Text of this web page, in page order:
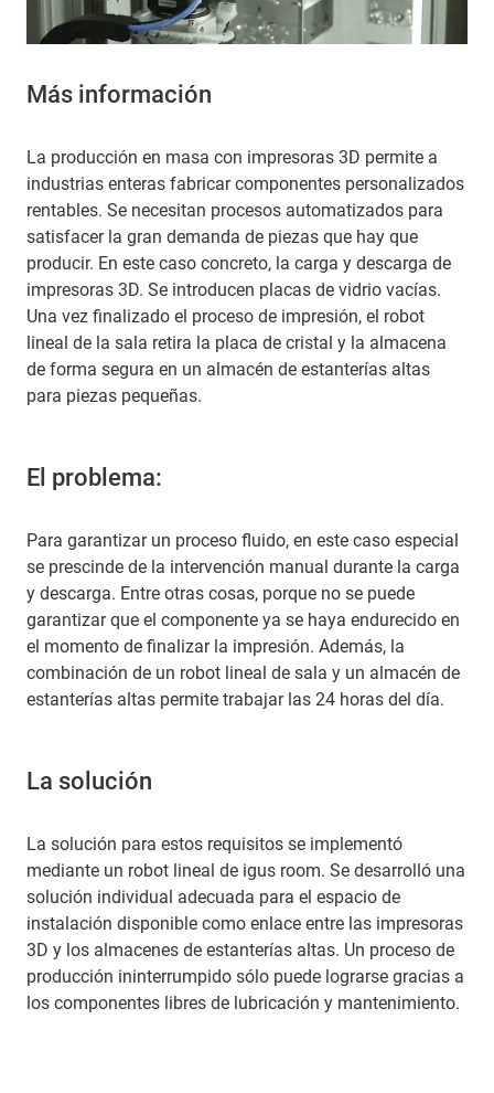
Más información
La producción en masa con impresoras 3D permite a
industrias enteras fabricar componentes personalizados
rentables. Se necesitan procesos automatizados para
satisfacer la gran demanda de piezas que hay que
producir. En este caso concreto, la carga y descarga de
impresoras 3D. Se introducen placas de vidrio vacías.
Una vez finalizado el proceso de impresión, el robot
lineal de la sala retira la placa de cristal y la almacena
de forma segura en un almacén de estanterías altas
para piezas pequeñas.
El problema:
Para garantizar un proceso fluido, en este caso especial
se prescinde de la intervención manual durante la carga
y descarga. Entre otras cosas, porque no se puede
garantizar que el componente ya se haya endurecido en
el momento de finalizar la impresión. Además, la
combinación de un robot lineal de sala y un almacén de
estanterías altas permite trabajar las 24 horas del día.
La solución
La solución para estos requisitos se implementó
mediante un robot lineal de igus room. Se desarrolló una
solución individual adecuada para el espacio de
instalación disponible como enlace entre las impresoras
3D y los almacenes de estanterías altas. Un proceso de
producción ininterrumpido sólo puede lograrse gracias a
los componentes libres de lubricación y mantenimiento.